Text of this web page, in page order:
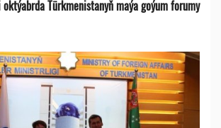
Türkmenistanyň maýa goýum forumy